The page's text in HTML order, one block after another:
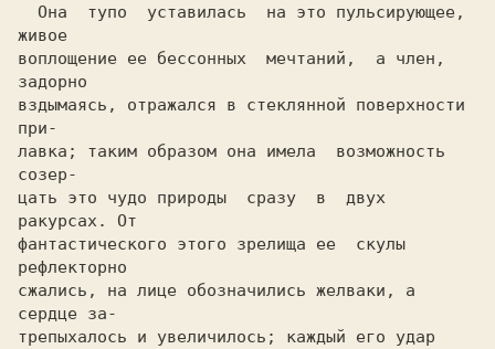
живое
воплощение ее бессонных  мечтаний,  а член,
задорно
вздымаясь, отражался в стеклянной поверхности
при-
лавка; таким образом она имела  возможность
созер-
цать это чудо природы  сразу  в  двух
ракурсах. От
фантастического этого зрелища ее  скулы
рефлекторно
сжались, на лице обозначились желваки, а
сердце за-
трепыхалось и увеличилось; каждый его удар